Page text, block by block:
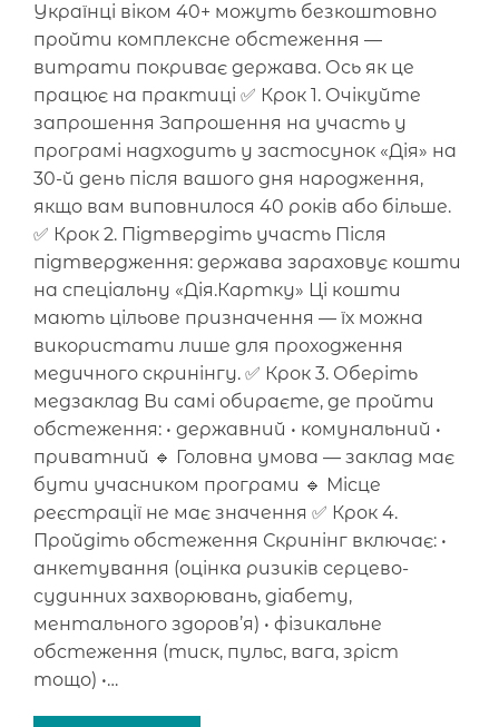
Українці віком 40+ можуть безкоштовно
пройти комплексне обстеження —
витрати покриває держава. Ось як це
працює на практиці ✅ Крок 1. Очікуйте
запрошення Запрошення на участь у
програмі надходить у застосунок «Дія» на
30-й день після вашого дня народження,
якщо вам виповнилося 40 років або більше.
✅ Крок 2. Підтвердіть участь Після
підтвердження: держава зараховує кошти
на спеціальну «Дія.Картку» Ці кошти
мають цільове призначення — їх можна
використати лише для проходження
медичного скринінгу. ✅ Крок 3. Оберіть
медзаклад Ви самі обираєте, де пройти
обстеження: • державний • комунальний •
приватний 🔹 Головна умова — заклад має
бути учасником програми 🔹 Місце
реєстрації не має значення ✅ Крок 4.
Пройдіть обстеження Скринінг включає: •
анкетування (оцінка ризиків серцево-
судинних захворювань, діабету,
ментального здоров’я) • фізикальне
обстеження (тиск, пульс, вага, зріст
тощо) •…